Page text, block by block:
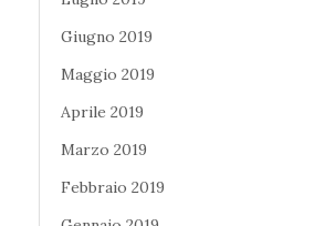
Giugno 2019
Maggio 2019
Aprile 2019
Marzo 2019
Febbraio 2019